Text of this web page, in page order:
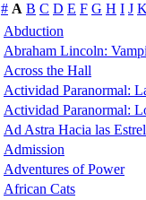
# A B C D E F G H I J
Abduction
Abraham Lincoln:
Across the Hall
Actividad Paranormal:
Actividad Paranormal:
Ad Astra Hacia las
Admission
Adventures of Power
African Cats